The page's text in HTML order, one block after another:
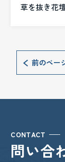
草を抜き花
前のペー
CONTACT
問い合